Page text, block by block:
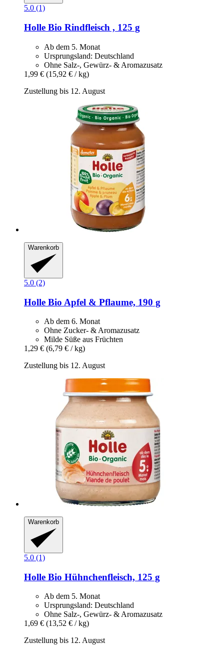
5.0 (1)
Holle Bio Rindfleisch , 125 g
Ab dem 5. Monat
Ursprungsland: Deutschland
Ohne Salz-, Gewürz- & Aromazusatz
1,99 € (15,92 € / kg)
Zustellung bis 12. August
Warenkorb
5.0 (2)
Holle Bio Apfel & Pflaume, 190 g
Ab dem 6. Monat
Ohne Zucker- & Aromazusatz
Milde Süße aus Früchten
1,29 € (6,79 € / kg)
Zustellung bis 12. August
Warenkorb
5.0 (1)
Holle Bio Hühnchenfleisch, 125 g
Ab dem 5. Monat
Ursprungsland: Deutschland
Ohne Salz-, Gewürz- & Aromazusatz
1,69 € (13,52 € / kg)
Zustellung bis 12. August